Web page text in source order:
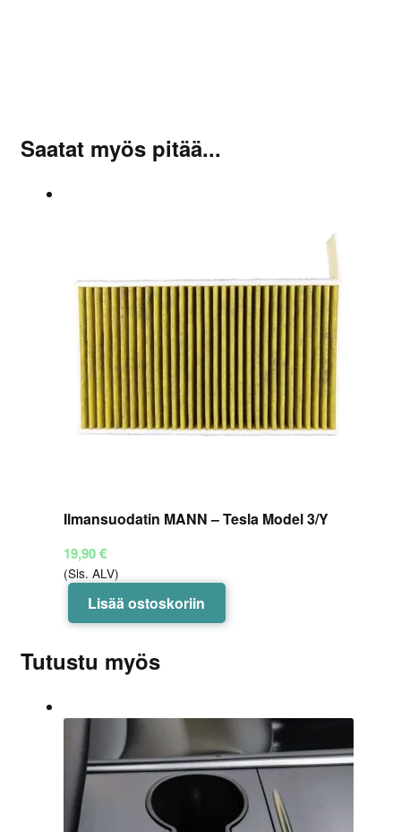
Saatat myös pitää...
Ilmansuodatin MANN – Tesla Model 3/Y
19,90€
(Sis. ALV)
Lisää ostoskoriin
Tutustu myös